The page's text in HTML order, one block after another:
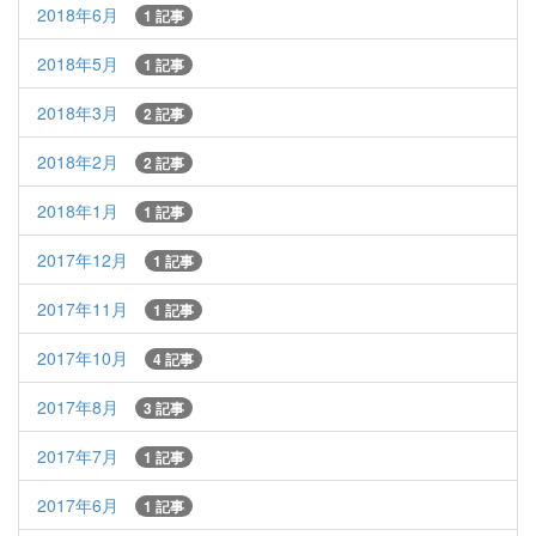
2018年6月 1 記事
2018年5月 1 記事
2018年3月 2 記事
2018年2月 2 記事
2018年1月 1 記事
2017年12月 1 記事
2017年11月 1 記事
2017年10月 4 記事
2017年8月 3 記事
2017年7月 1 記事
2017年6月 1 記事